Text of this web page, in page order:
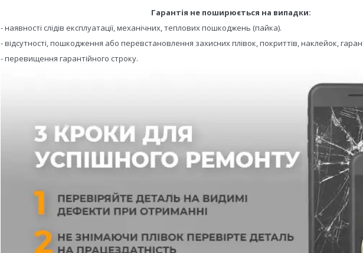
Гарантія не поширюється на випадки:
- наявності слідів експлуатації, механічних, теплових пошкоджень (пайка).
- відсутності, пошкодження або перевстановлення захисних плівок, покриттів, наклейок,
- перевищення гарантійного строку.